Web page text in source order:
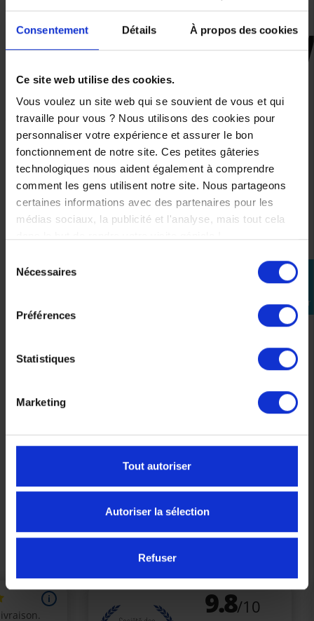
Consentement Détails À propos des cookies
Ce site web utilise des cookies.
Vous voulez un site web qui se souvient de vous et qui
travaille pour vous ? Nous utilisons des cookies pour
personnaliser votre expérience et assurer le bon
fonctionnement de notre site. Ces petites gâteries
technologiques nous aident également à comprendre
comment les gens utilisent notre site. Nous partageons
certaines informations avec des partenaires pour les
médias sociaux, la publicité et l'analyse, mais tout cela
Nécessaires
Préférences
Statistiques
Marketing
Tout autoriser
Autoriser la sélection
Refuser
perm_identity
connecter
SUSCEPTIBLES DE VOUS
INTÉRESSER
Gants Segura Lady Horson Rouge Cuir Femme
51,79 €